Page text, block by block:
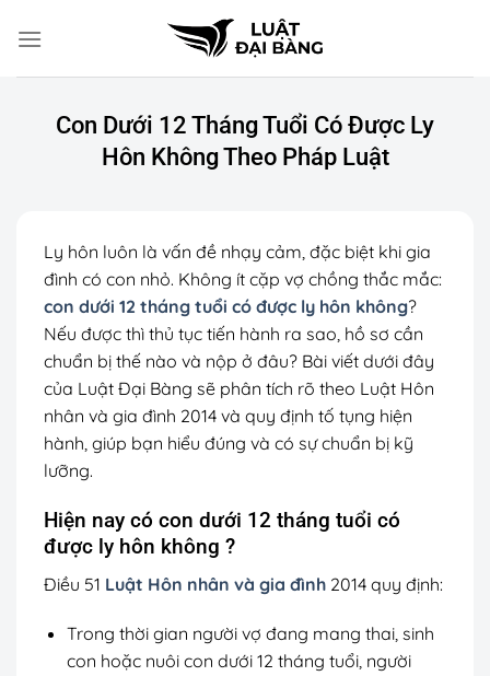
đến
Con Dưới 12 Tháng Tuổi Có Được Ly
Hôn Không Theo Pháp Luật
Ly hôn luôn là vấn đề nhạy cảm, đặc biệt khi gia
đình có con nhỏ. Không ít cặp vợ chồng thắc mắc:
con dưới 12 tháng tuổi có được ly hôn không?
Nếu được thì thủ tục tiến hành ra sao, hồ sơ cần
chuẩn bị thế nào và nộp ở đâu? Bài viết dưới đây
của Luật Đại Bàng sẽ phân tích rõ theo Luật Hôn
nhân và gia đình 2014 và quy định tố tụng hiện
hành, giúp bạn hiểu đúng và có sự chuẩn bị kỹ
lưỡng.
Hiện nay có con dưới 12 tháng tuổi có
được ly hôn không ?
Điều 51 Luật Hôn nhân và gia đình 2014 quy định:
Trong thời gian người vợ đang mang thai, sinh
con hoặc nuôi con dưới 12 tháng tuổi, người